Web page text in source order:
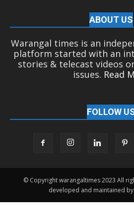
ABOUT US
Warangal times is an
platform started with an
stories & telecast videos
issues. Read
FOLLOW
© Copyright warangaltimes 2023 All
developed and maintained by